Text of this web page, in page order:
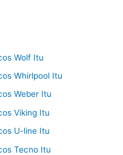
Wolf Itu
Whirlpool Itu
Weber Itu
Viking Itu
U-line Itu
Tecno Itu